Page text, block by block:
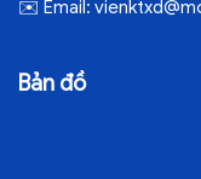
✉️ Email:
Bản đồ